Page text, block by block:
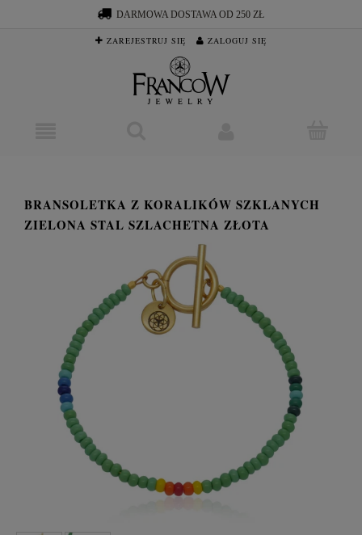
DARMOWA DOSTAWA OD 250 ZŁ
ZAREJESTRUJ SIĘ ZALOGUJ SIĘ
BRANSOLETKA Z KORALIKÓW SZKLANYCH
ZIELONA STAL SZLACHETNA ZŁOTA